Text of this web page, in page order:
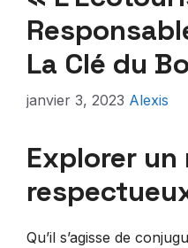
La Clé du
janvier 3, 2023 Alexis
Explorer
Qu’il s’agisse de